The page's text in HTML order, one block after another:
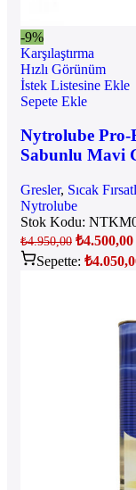
-9%
Karşılaştırma
Hızlı Görünüm
İstek Listesine Ekle
Sepete Ekle
Nytrolube Pro-
Sabunlu Mavi
Gresler, Sıcak
Nytrolube
Stok Kodu:
₺4.950,00 ₺4.500,00
Sepette: ₺